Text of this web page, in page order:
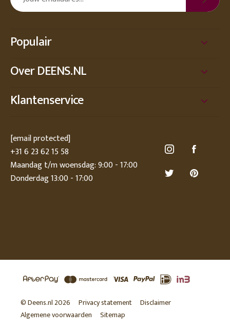
Populair
Over DEENS.NL
Klantenservice
[email protected]
+31 6 23 62 15 58
Maandag t/m woensdag: 9:00 - 17:00
Donderdag 13:00 - 17:00
© Deens.nl 2026 Privacy statement
Disclaimer
Algemene voorwaarden
Sitemap